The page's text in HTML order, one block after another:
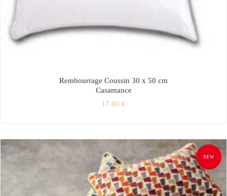
Rembourrage Coussin 30 x 50 cm
Casamance
17.00 €
NEW